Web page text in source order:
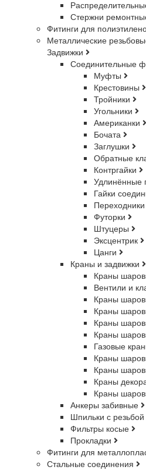
Стержни
Фитинги для
Металлические
Задвижки
Соединительные
Муфты
Крестовины
Тройники
Угольники
Американки
Бочата
Заглушки
Обратные
Контргайки
Удлинённые
Гайки
Переходники
Футорки
Штуцеры
Эксцентрик
Цанги
Краны и задвижки
Краны
Вентили и
Краны
Краны
Краны
Краны
Газовые
Краны
Краны
Краны
Краны
Анкеры забивные
Шпильки с резьбой
Фильтры косые
Прокладки
Фитинги для
Стальные соединения